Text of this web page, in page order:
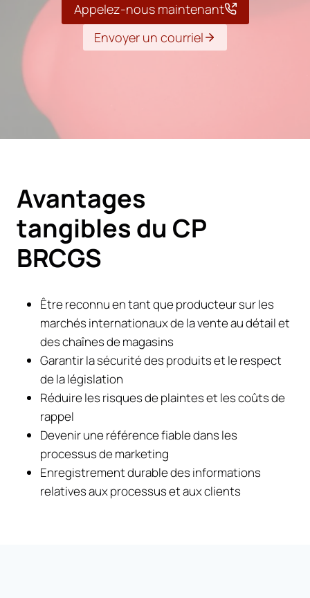
Appelez-nous maintenant
Envoyer un courriel
Avantages
tangibles du CP
BRCGS
Être reconnu en tant que producteur sur les
marchés internationaux de la vente au détail et
des chaînes de magasins
Garantir la sécurité des produits et le respect
de la législation
Réduire les risques de plaintes et les coûts de
rappel
Devenir une référence fiable dans les
processus de marketing
Enregistrement durable des informations
relatives aux processus et aux clients